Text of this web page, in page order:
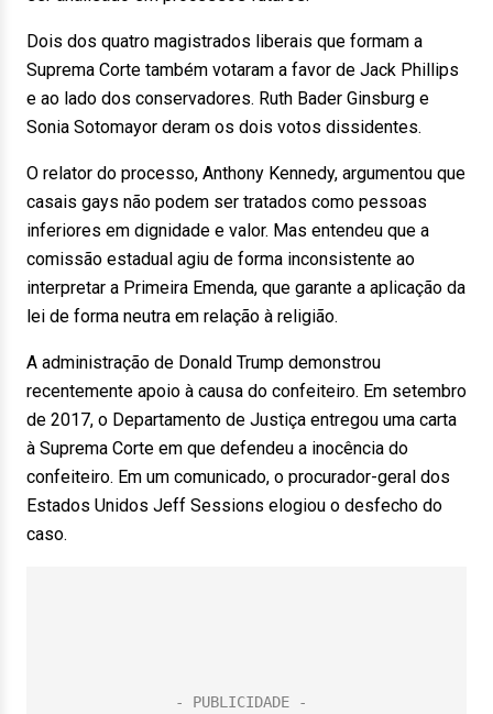
Dois dos quatro magistrados liberais que formam a
Suprema Corte também votaram a favor de Jack Phillips
e ao lado dos conservadores. Ruth Bader Ginsburg e
Sonia Sotomayor deram os dois votos dissidentes.
O relator do processo, Anthony Kennedy, argumentou que
casais gays não podem ser tratados como pessoas
inferiores em dignidade e valor. Mas entendeu que a
comissão estadual agiu de forma inconsistente ao
interpretar a Primeira Emenda, que garante a aplicação da
lei de forma neutra em relação à religião.
A administração de Donald Trump demonstrou
recentemente apoio à causa do confeiteiro. Em setembro
de 2017, o Departamento de Justiça entregou uma carta
à Suprema Corte em que defendeu a inocência do
confeiteiro. Em um comunicado, o procurador-geral dos
Estados Unidos Jeff Sessions elogiou o desfecho do
caso.